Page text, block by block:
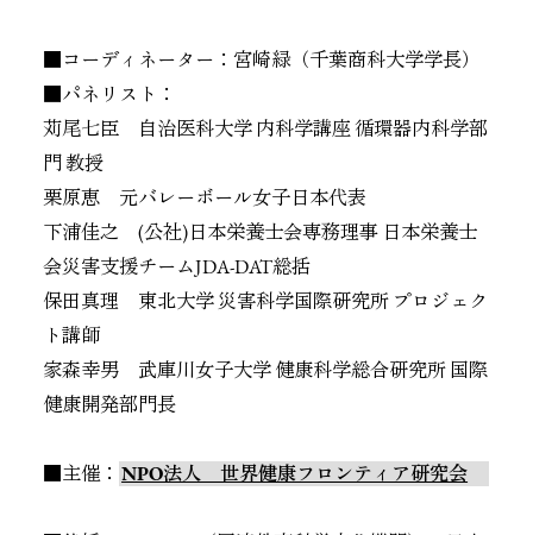
■コーディネーター：宮崎緑（千葉商科大学学長）
■パネリスト：
苅尾七臣 自治医科大学 内科学講座 循環器内科学部
門 教授
栗原恵 元バレーボール女子日本代表
下浦佳之 (公社)日本栄養士会専務理事 日本栄養士
会災害支援チームJDA-DAT総括
保田真理 東北大学 災害科学国際研究所 プロジェク
ト講師
家森幸男 武庫川女子大学 健康科学総合研究所 国際
健康開発部門長
■主催： NPO法人 世界健康フロンティア研究会